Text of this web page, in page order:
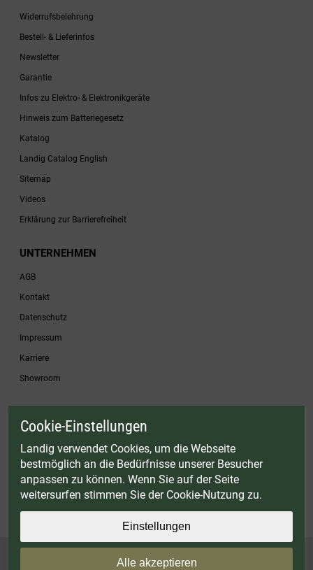
Widerrufsbelehrung
Bestell- & Lieferinfos
Newsletter
Garantie
Infos zu Elektro- & Elektronikgeräte
Hinweis zum Batteriegesetz
Katalog
Landig Catalog English
Sitemap
Videos
Erklärung zur Barrierefreiheit
UNTERNEHMEN
AGB
Kontakt
Datenschutz
Impressum
Karriere
Showroom
* Gültig bis einschließlich 17.08.2026. Keine Barauszahlung möglich. Nicht mit
Zubehörartikel. Nicht einlösbar auf bereits rabattierte Sets.
© Landig 1982-2026 (44 Jahre Qualität)
Alle Preise inkl. gesetzl. Mehrwertsteuer, zuzüglich Versandkosten
Weitere Marken oder Shops der Landig + Lava GmbH & Co. KG: LAVA - Vakuumiergeräte
DRY AGER - Reifeschränke|VIESSMANN - Kühlzellen
Cookie-Einstellungen
Landig verwendet Cookies, um die Webseite
bestmöglich an die Bedürfnisse unserer Besucher
anpassen zu können. Wenn Sie auf der Seite
weitersurfen stimmen Sie der Cookie-Nutzung zu.
Einstellungen
Alle akzeptieren